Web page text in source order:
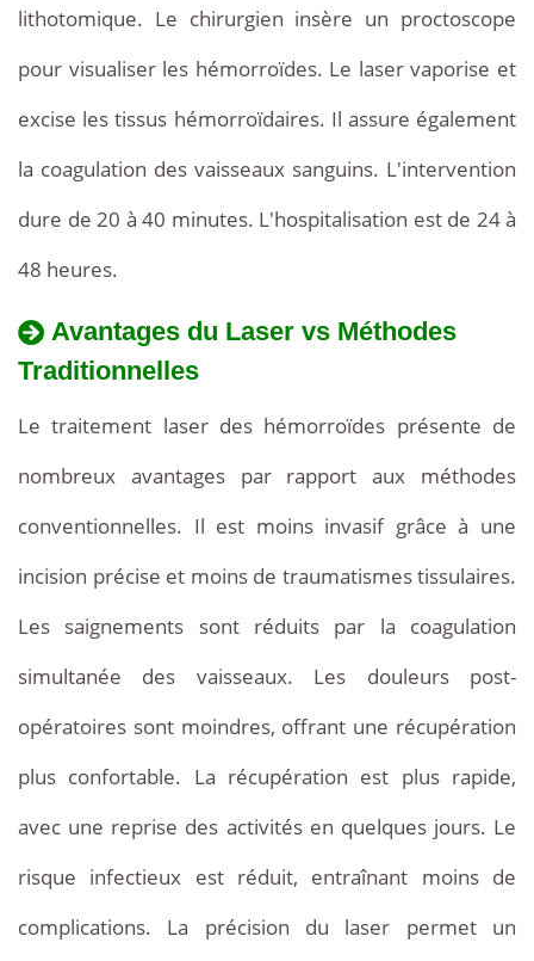
lithotomique. Le chirurgien insère un proctoscope
pour visualiser les hémorroïdes. Le laser vaporise et
excise les tissus hémorroïdaires. Il assure également
la coagulation des vaisseaux sanguins. L'intervention
dure de 20 à 40 minutes. L'hospitalisation est de 24 à
48 heures.
Avantages du Laser vs Méthodes
Traditionnelles
Le traitement laser des hémorroïdes présente de
nombreux avantages par rapport aux méthodes
conventionnelles. Il est moins invasif grâce à une
incision précise et moins de traumatismes tissulaires.
Les saignements sont réduits par la coagulation
simultanée des vaisseaux. Les douleurs post-
opératoires sont moindres, offrant une récupération
plus confortable. La récupération est plus rapide,
avec une reprise des activités en quelques jours. Le
risque infectieux est réduit, entraînant moins de
complications. La précision du laser permet un